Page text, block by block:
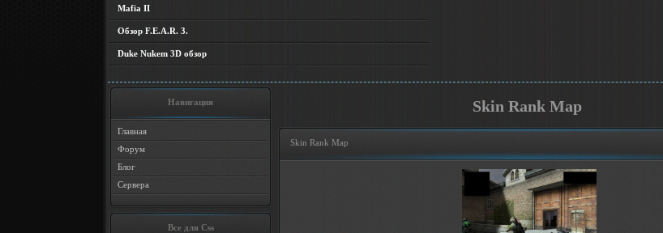
Mafia II
Обзор F.E.A.R. 3.
Duke Nukem 3D обзор
Навигация
Главная
Форум
Блог
Сервера
Все для Css
Skin Rank Map
Skin Rank Map